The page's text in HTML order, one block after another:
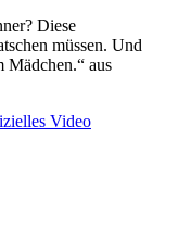
Diese
müssen. Und
Mädchen.“ aus